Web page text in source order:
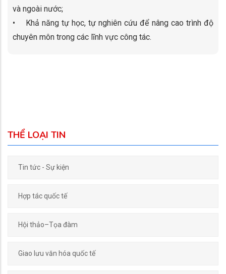
và ngoài nước;
• Khả năng tự học, tự nghiên cứu để nâng cao trình độ
chuyên môn trong các lĩnh vực công tác.
THỂ LOẠI TIN
Tin tức - Sự kiện
Hợp tác quốc tế
Hội thảo–Tọa đàm
Giao lưu văn hóa quốc tế